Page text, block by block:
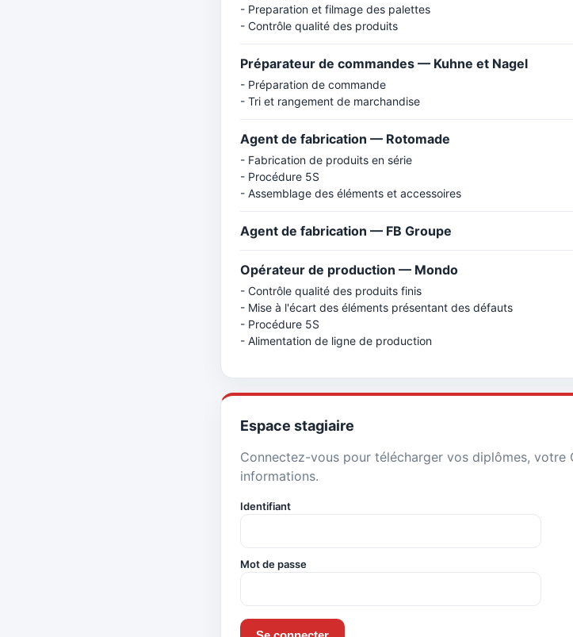
- Preparation et filmage des palettes
- Contrôle qualité des produits
Préparateur de commandes — Kuhne et Nagel
- Préparation de commande
- Tri et rangement de marchandise
Agent de fabrication — Rotomade
- Fabrication de produits en série
- Procédure 5S
- Assemblage des éléments et accessoires
Agent de fabrication — FB Groupe
Opérateur de production — Mondo
- Contrôle qualité des produits finis
- Mise à l'écart des éléments présentant des défauts
- Procédure 5S
- Alimentation de ligne de production
Espace stagiaire
Connectez-vous pour télécharger vos diplômes, votre
informations.
Identifiant
Mot de passe